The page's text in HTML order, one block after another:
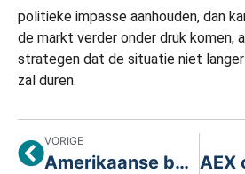
politieke impasse aanhouden, dan
de markt verder onder druk komen,
strategen dat de situatie niet
zal duren.
VORIGE
Amerikaanse beurzen sluiten kwartaal sterk af ondanks dreiging shutdown